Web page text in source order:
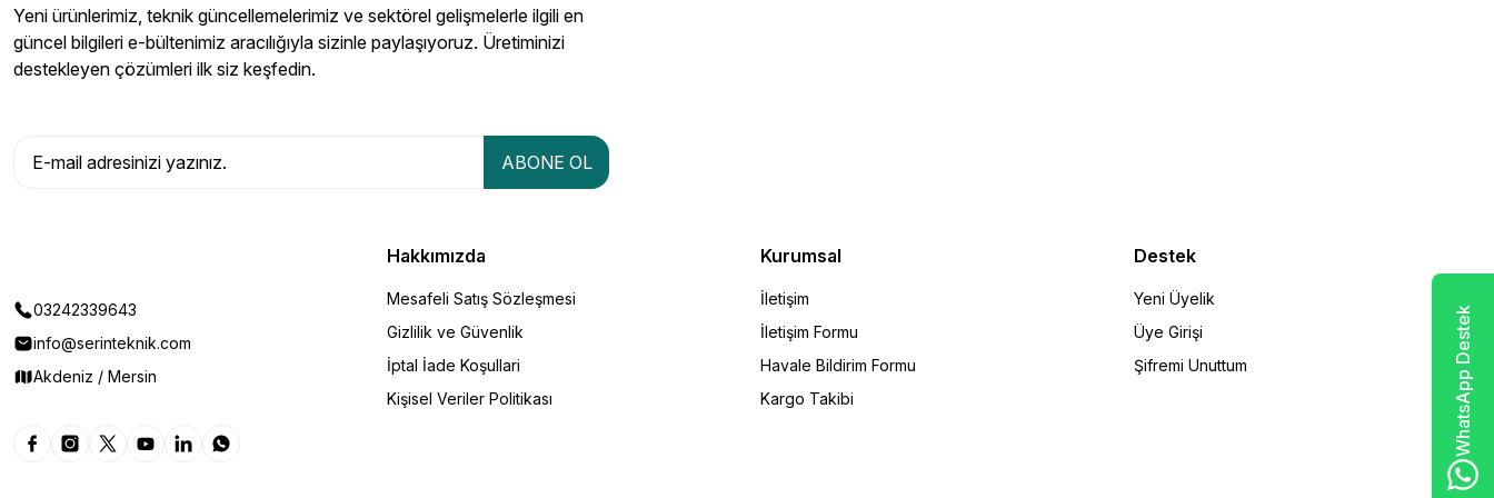
Yeni ürünlerimiz, teknik güncellemelerimiz ve sektörel gelişmelerle ilgili en
güncel bilgileri e-bültenimiz aracılığıyla sizinle paylaşıyoruz. Üretiminizi
destekleyen çözümleri ilk siz keşfedin.
ABONE OL
03242339643
info@serinteknik.com
Akdeniz / Mersin
Hakkımızda
Mesafeli Satış Sözleşmesi
Gizlilik ve Güvenlik
İptal İade Koşullari
Kişisel Veriler Politikası
Kurumsal
İletişim
İletişim Formu
Havale Bildirim Formu
Kargo Takibi
Destek
Yeni Üyelik
Üye Girişi
Şifremi Unuttum
WhatsApp Destek